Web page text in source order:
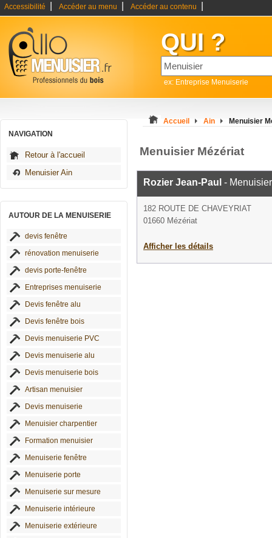
Accessibilité Accéder au menu Accéder au contenu
QUI ?
ex: Entreprise Menuiserie
NAVIGATION
Retour à l'accueil
Menuisier Ain
AUTOUR DE LA MENUISERIE
devis fenêtre
rénovation menuiserie
devis porte-fenêtre
Entreprises menuiserie
Devis fenêtre alu
Devis fenêtre bois
Devis menuiserie PVC
Devis menuiserie alu
Devis menuiserie bois
Artisan menuisier
Devis menuiserie
Menuisier charpentier
Formation menuisier
Menuiserie fenêtre
Menuiserie porte
Menuiserie sur mesure
Menuiserie intérieure
Menuiserie extérieure
Accueil Ain Menuisier
Menuisier Mézériat
Rozier Jean-Paul - Menuisier
182 ROUTE DE CHAVEYRIAT
01660 Mézériat
Afficher les détails